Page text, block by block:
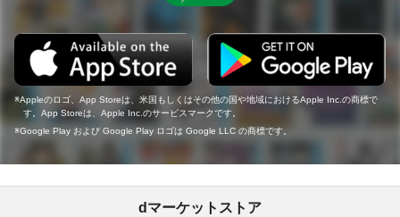
Appleのロゴ、App Storeは、米国もしくはその他の国や地域におけるApple Inc.の商標で
す。App Storeは、Apple Inc.のサービスマークです。
Google Play および Google Play ロゴは Google LLC の商標です。
dマーケットストア